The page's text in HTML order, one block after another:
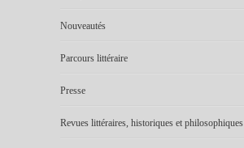
Nouveautés
Parcours littéraire
Presse
Revues littéraires, historiques et philosophiques